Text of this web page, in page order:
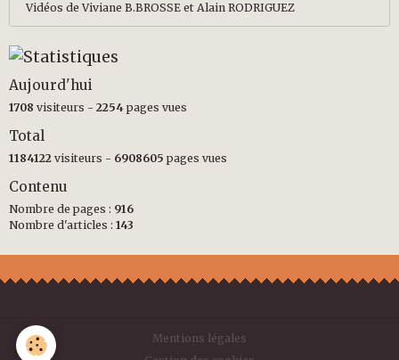
Vidéos de Viviane B.BROSSE et Alain RODRIGUEZ
Aujourd'hui
1708 visiteurs - 2254 pages vues
Total
1184122 visiteurs - 6908605 pages vues
Contenu
Nombre de pages : 916
Nombre d'articles : 143
Mentions légales